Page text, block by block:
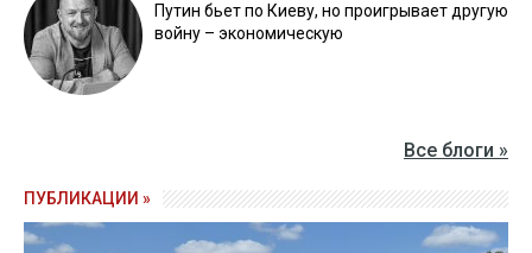
Путин бьет по Киеву, но проигрывает другую
войну – экономическую
Все блоги »
ПУБЛИКАЦИИ »